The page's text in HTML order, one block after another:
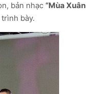
bản nhạc “Mùa Xuân
trình bày.